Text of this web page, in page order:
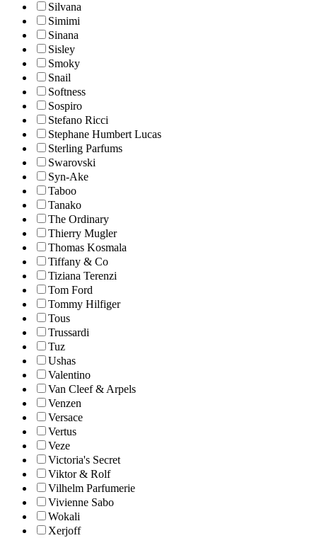
Silvana
Simimi
Sinana
Sisley
Smoky
Snail
Softness
Sospiro
Stefano Ricci
Stephane Humbert Lucas
Sterling Parfums
Swarovski
Syn-Ake
Taboo
Tanako
The Ordinary
Thierry Mugler
Thomas Kosmala
Tiffany & Co
Tiziana Terenzi
Tom Ford
Tommy Hilfiger
Tous
Trussardi
Tuz
Ushas
Valentino
Van Cleef & Arpels
Venzen
Versace
Vertus
Veze
Victoria's Secret
Viktor & Rolf
Vilhelm Parfumerie
Vivienne Sabo
Wokali
Xerjoff